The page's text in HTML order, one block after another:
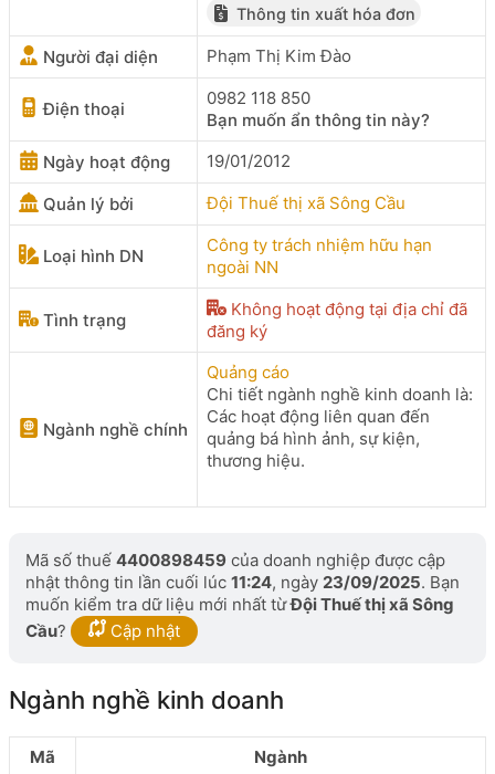
Thông tin xuất hóa đơn
Người đại diện Phạm Thị Kim Đào
Điện thoại
0982 118 850
Bạn muốn ẩn thông tin này?
Ngày hoạt động
19/01/2012
Quản lý bởi Đội Thuế thị xã Sông Cầu
Loại hình DN
Công ty trách nhiệm hữu hạn
ngoài NN
Tình trạng
Không hoạt động tại địa chỉ đã
đăng ký
Ngành nghề chính
Quảng cáo
Chi tiết ngành nghề kinh doanh là:
Các hoạt động liên quan đến
quảng bá hình ảnh, sự kiện,
thương hiệu.
Mã số thuế 4400898459 của doanh nghiệp được cập
nhật thông tin lần cuối lúc 11:24, ngày 23/09/2025. Bạn
muốn kiểm tra dữ liệu mới nhất từĐội Thuế thị xã Sông
Cầu? Cập nhật
Ngành nghề kinh doanh
Mã Ngành